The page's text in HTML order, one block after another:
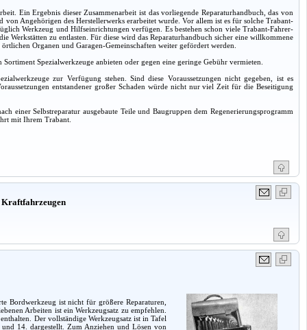
Ein Ergebnis dieser Zusammenarbeit ist das vorliegende Reparaturhandbuch, das von
Angehörigen des Herstellerwerks erarbeitet wurde. Vor allem ist es für solche Trabant-
Werkzeug und Hilfseinrichtungen verfügen. Es bestehen schon viele Trabant-Fahrer-
Werkstätten zu entlasten. Für diese wird das Reparaturhandbuch sicher eine willkommene
Organen und Garagen-Gemeinschaften weiter gefördert werden.
Spezialwerkzeuge anbieten oder gegen eine geringe Gebühr vermieten.
zur Verfügung stehen. Sind diese Voraussetzungen nicht gegeben, ist es
entstandener großer Schaden würde nicht nur viel Zeit für die Beseitigung
einer Selbstreparatur ausgebaute Teile und Baugruppen dem Regenerierungsprogramm
mit Ihrem Trabant.
Bordwerkzeug ist nicht für größere Reparaturen,
Arbeiten ist ein Werkzeugsatz zu empfehlen.
Der vollständige Werkzeugsatz ist in Tafel
14. dargestellt. Zum Anziehen und Lösen von